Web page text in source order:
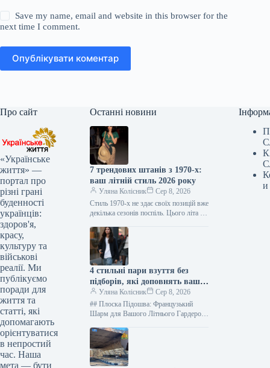
Save my name, email and website in this browser for the
next time I comment.
Опублікувати коментар
Про сайт
«Українське
життя» —
портал про
різні грані
буденності
українців:
здоров'я,
красу,
культуру та
військові
реалії. Ми
публікуємо
поради для
життя та
статті, які
допомагають
орієнтуватися
в непростий
час. Наша
мета — бути
Останні новини
7 трендових штанів з 1970-х:
ваш літній стиль 2026 року
Уляна Колісник
Сер 8, 2026
Стиль 1970-х не здає своїх позицій вже
декілька сезонів поспіль. Цього літа це
моделі, що були…
4 стильні пари взуття без
підборів, які доповнять ваш
літній образ
Уляна Колісник
Сер 8, 2026
## Плоска Підошва: Французький
Шарм для Вашого Літнього Гардеробу
шпильки! Сучасні модниці віддають
перевагу взуттю без…
и